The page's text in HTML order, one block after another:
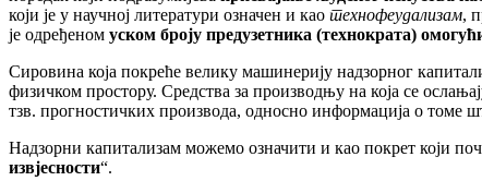
који је у научној литератури означен и као технофеудализам,
је одређеном уском броју предузетника (технократа)
Сировина која покреће велику машинерију надзорног
физичком простору. Средства за производњу на која се
тзв. прогностичких производа, односно информација о томе
Надзорни капитализам можемо означити и као покрет који
извјесности“.